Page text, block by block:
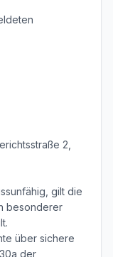
2,
gilt die
besonderer
über sichere
der